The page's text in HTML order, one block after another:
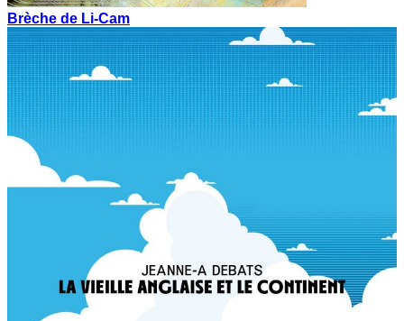
Brèche de Li-Cam